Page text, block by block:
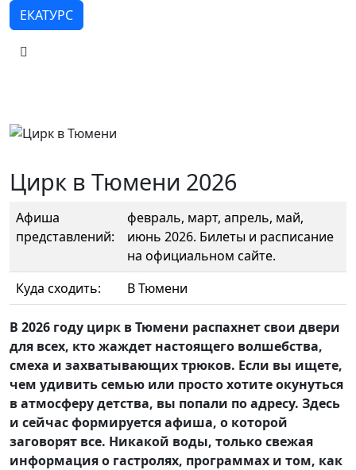
ЕКАТУРС
Цирк в Тюмени 2026
Афиша
представлений:
февраль, март, апрель, май,
июнь 2026. Билеты и расписание
на официальном сайте.
Куда сходить:
В Тюмени
В 2026 году цирк в Тюмени распахнет свои двери
для всех, кто жаждет настоящего волшебства,
смеха и захватывающих трюков. Если вы ищете,
чем удивить семью или просто хотите окунуться
в атмосферу детства, вы попали по адресу. Здесь
и сейчас формируется афиша, о которой
заговорят все. Никакой воды, только свежая
информация о гастролях, программах и том, как